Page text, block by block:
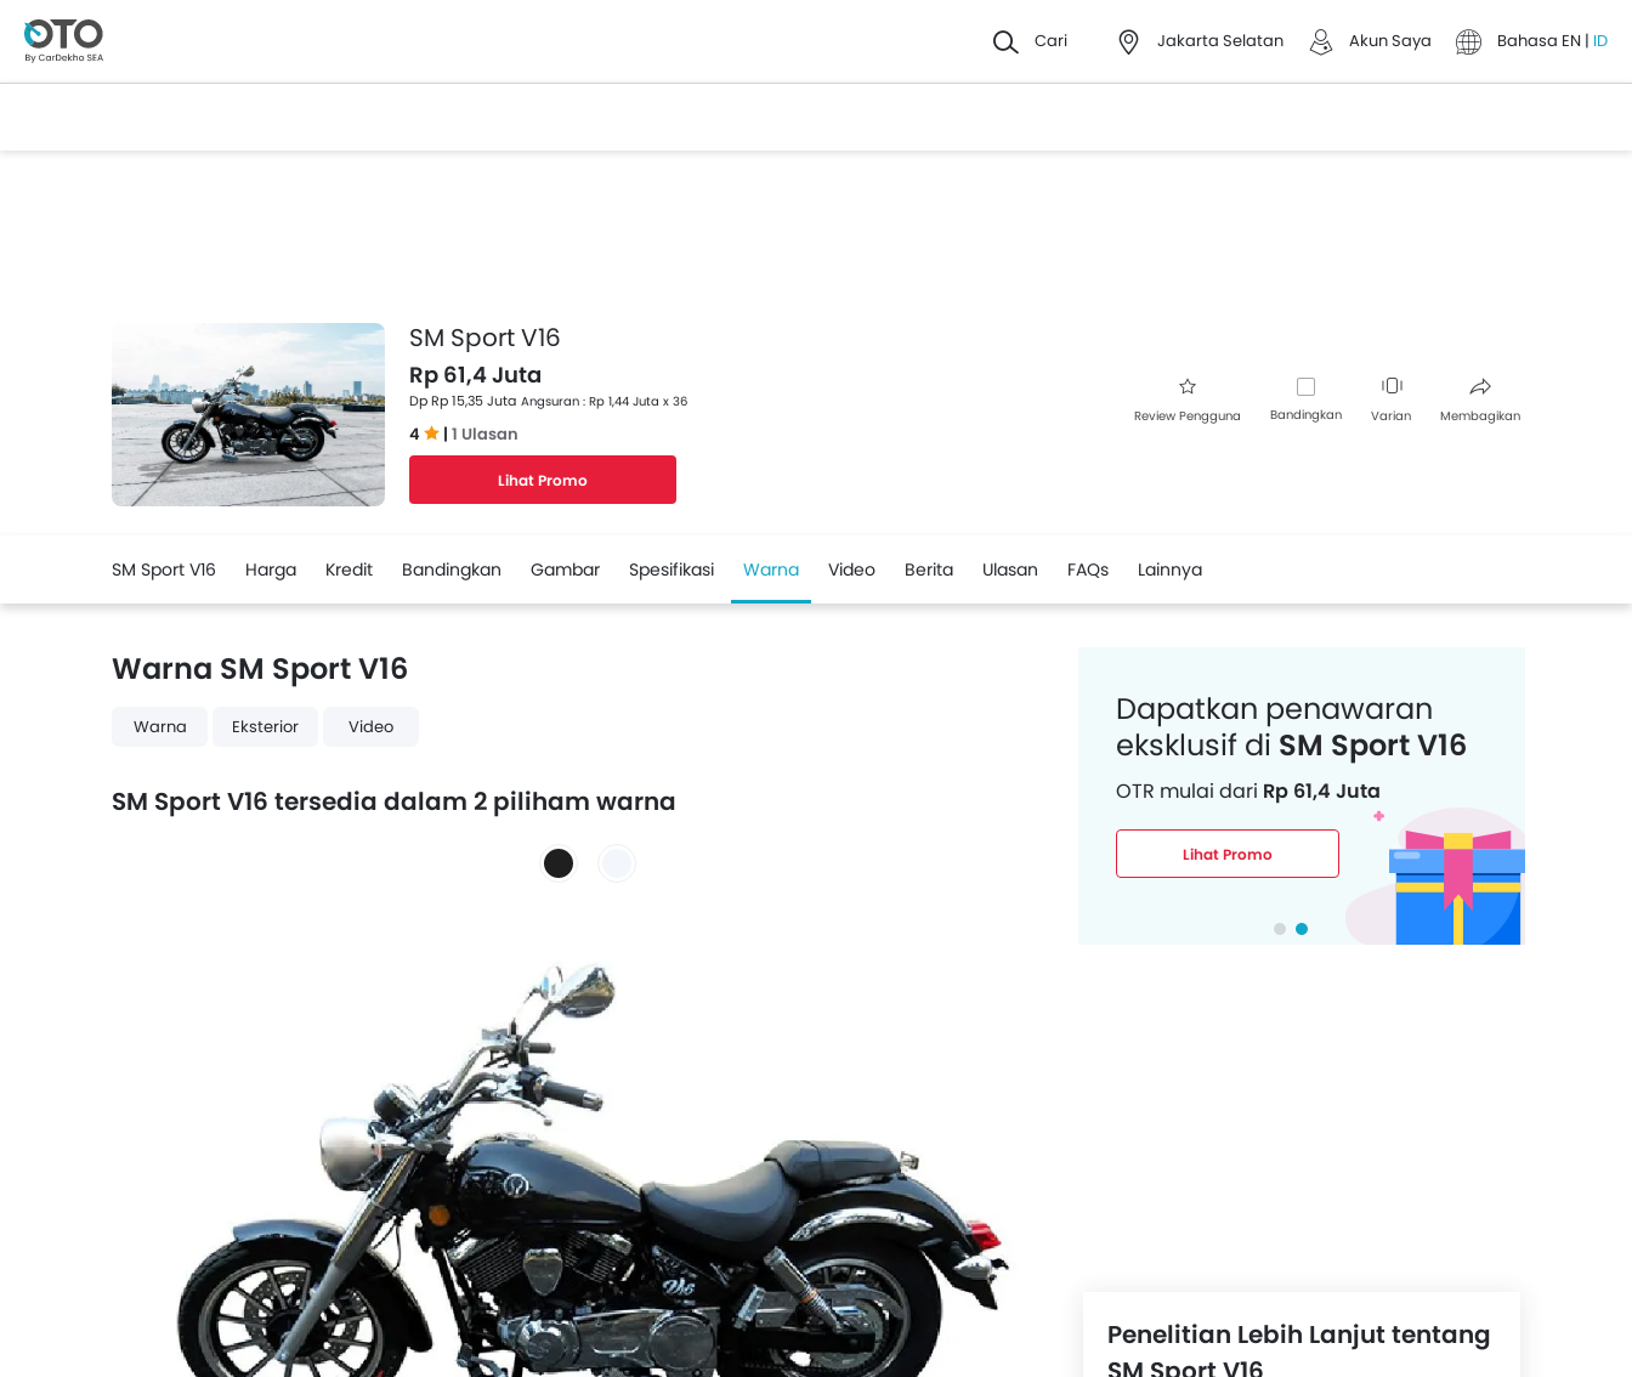
Cari Jakarta Selatan Akun Saya Bahasa EN | ID
SM Sport V16
Rp 61,4 Juta
Dp Rp 15,35 Juta Angsuran : Rp 1,44 Juta x 36
4 | 1 Ulasan
Lihat Promo
Review Pengguna Bandingkan Varian Membagikan
SM Sport V16 Harga Kredit Bandingkan Gambar Spesifikasi Warna Video Berita Ulasan FAQs Lainnya
Warna SM Sport V16
Warna Eksterior Video
SM Sport V16 tersedia dalam 2 piliham warna
Dapatkan penawaran
eksklusif di SM Sport V16
OTR mulai dari Rp 61,4 Juta
Lihat Promo
Penelitian Lebih Lanjut tentang